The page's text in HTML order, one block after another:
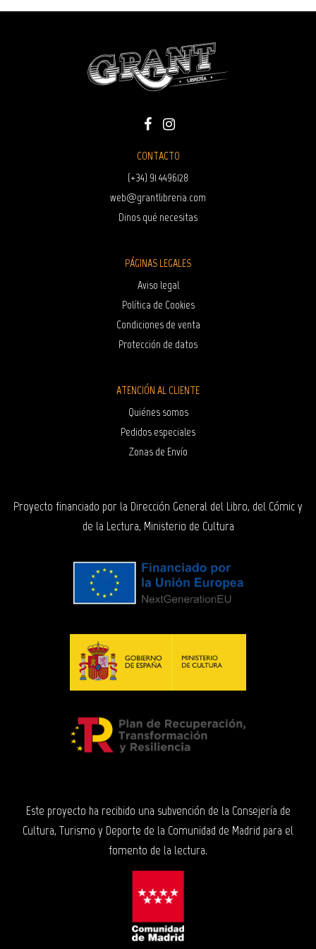
CONTACTO
(+34) 91 4496128
web@grantlibreria.com
Dinos qué necesitas
PÁGINAS LEGALES
Aviso legal
Política de Cookies
Condiciones de venta
Protección de datos
ATENCIÓN AL CLIENTE
Quiénes somos
Pedidos especiales
Zonas de Envío
Proyecto financiado por la Dirección General del Libro, del Cómic y
de la Lectura, Ministerio de Cultura
Este proyecto ha recibido una subvención de la Consejería de
Cultura, Turismo y Deporte de la Comunidad de Madrid para el
fomento de la lectura.